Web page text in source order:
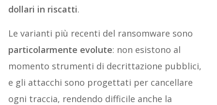
dollari in riscatti.
Le varianti più recenti del ransomware sono
particolarmente evolute: non esistono al
momento strumenti di decrittazione pubblici,
e gli attacchi sono progettati per cancellare
ogni traccia, rendendo difficile anche la